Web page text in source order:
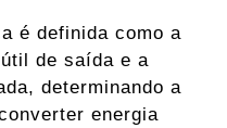
é definida como a
de saída e a
determinando a
energia